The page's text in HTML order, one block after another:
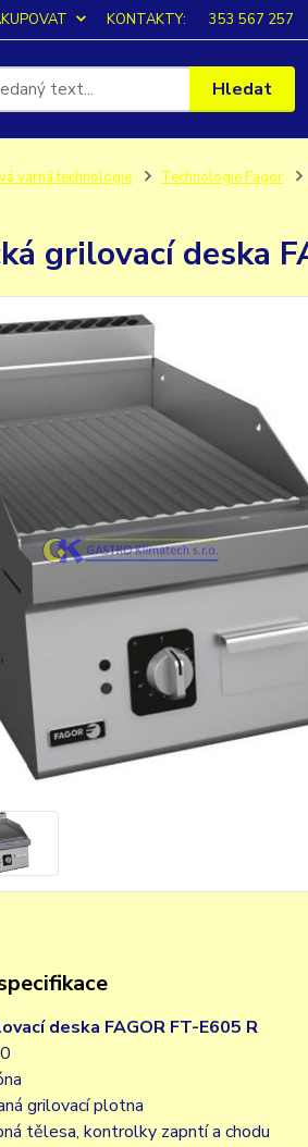
KONTAKTY: 353 567 257
Hledat
varná technologie Technologie Fagor
grilovací deska
deska FAGOR FT-E605 R
grilovací plotna
tělesa, kontrolky zapntí a chodu